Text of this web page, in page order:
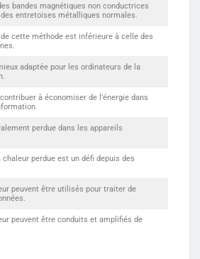
bandes magnétiques non conductrices
entretoises métalliques normales.
cette méthode est inférieure à celle des
adaptée pour les ordinateurs de la
à économiser de l’énergie dans
perdue dans les appareils
perdue est un défi depuis des
peuvent être utilisés pour traiter de
peuvent être conduits et amplifiés de